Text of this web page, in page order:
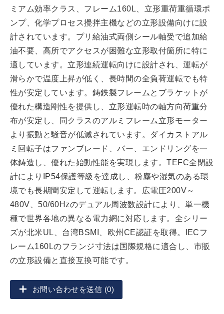
ミアム効率クラス、フレーム160L、立形重荷重循環ポ
ンプ、化学プロセス攪拌主機などの立形設備向けに設
計されています。プリ給油式両側シール軸受で追加給
油不要、高所でアクセスが困難な立形取付箇所に特に
適しています。立形連続運転向けに設計され、運転が
滑らかで温度上昇が低く、長時間の全負荷運転でも特
性が安定しています。鋳鉄製フレームとブラケットが
優れた構造剛性を提供し、立形運転時の軸方向荷重分
布が安定し、同クラスのアルミフレーム立形モーター
より振動と騒音が低減されています。ダイカストアル
ミ回転子はファンブレード、バー、エンドリングを一
体鋳造し、優れた始動性能を実現します。TEFC全閉設
計によりIP54保護等級を達成し、粉塵や湿気のある環
境でも長期間安定して運転します。広電圧200V～
480V、50/60Hzのデュアル周波数設計により、単一機
種で世界各地の異なる電力網に対応します。全シリー
ズが北米UL、台湾BSMI、欧州CE認証を取得。IECフ
レーム160Lのフランジ寸法は国際規格に適合し、市販
の立形設備と直接互換可能です。
お問い合わせを送信 (0)